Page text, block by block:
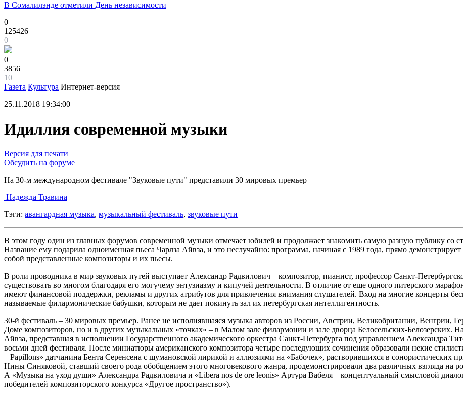
В Сомалилэнде отметили День независимости
0
125426
0
0
3856
10
Газета Культура Интернет-версия
25.11.2018 19:34:00
Идиллия современной музыки
Версия для печати
Обсудить на форуме
На 30-м международном фестивале "Звуковые пути" представили 30 мировых премьер
Надежда Травина
Тэги: авангардная музыка, музыкальный фестиваль, звуковые пути
В этом году один из главных форумов современной музыки отмечает юбилей и продолжает знакомить самую разную публику со
Название ему подарила одноименная пьеса Чарлза Айвза, и это неслучайно: программа, начиная с 1989 года, прямо
собой представленные композиторы и их пьесы.
В роли проводника в мир звуковых путей выступает Александр Радвилович – композитор, пианист, профессор Санкт-
существовать во многом благодаря его могучему энтузиазму и кипучей деятельности. В отличие от еще одного питерского
имеют финансовой поддержки, рекламы и других атрибутов для привлечения внимания слушателей. Вход на многие концерты
называемые филармонические бабушки, которым не дает покинуть зал их петербургская интеллигентность.
30-й фестиваль – 30 мировых премьер. Ранее не исполнявшаяся музыка авторов из России, Австрии, Великобритании, Венгрии,
Доме композиторов, но и в других музыкальных «точках» – в Малом зале филармонии и зале дворца Белосельских-Белозерских.
Айвза, представшая в исполнении Государственного академического оркестра Санкт-Петербурга под управлением Александра
восьми дней фестиваля. После миниатюры американского композитора четыре последующих сочинения образовали некие
– Papillons» датчанина Бента Серенсена с шумановской лирикой и аллюзиями на «Бабочек», растворившихся в сонористических
Нины Синяковой, ставший своего рода обобщением этого многовекового жанра, продемонстрировали два различных взгляда на
А «Музыка на уход души» Александра Радвиловича и «Libera nos de ore leonis» Артура Вабеля – концептуальный смысловой
победителей композиторского конкурса «Другое пространство»).